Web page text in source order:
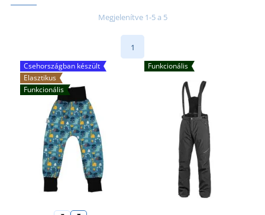
Megjelenítve 1-5 a 5
1
Csehországban készült
Elasztikus
Funkcionális
Funkcionális